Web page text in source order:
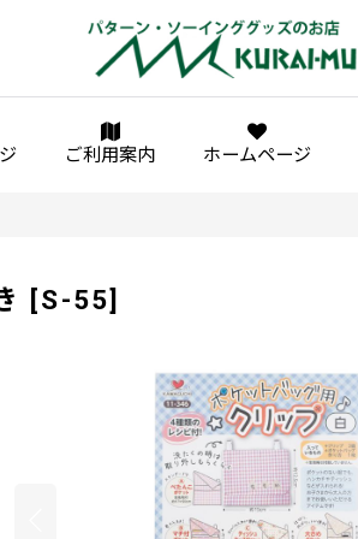
ご利用案内 ホームページ
[S-55]